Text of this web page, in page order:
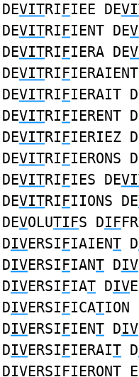
DEVITRIFIEE DE
DEVITRIFIENT DE
DEVITRIFIERA DE
DEVITRIF
DEVITRIFIERAIT
DEVITRIFIERENT
DEVITRIFIERIEZ
DEVITRIFIERONS
DEVITRIFIES DE
DEVITRIFIIONS DE
DEVOLUTIFS DIF
DIVERSIFIAIENT D
DIVERSIFIANT DIV
DIVERSIFIAT DIV
DIVERSIFICATION
DIVERSIFIENT DIV
DIVERSIFIERAIT D
DIVERSIFIERONT E